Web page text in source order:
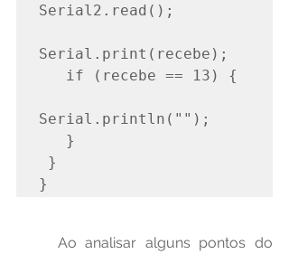
Serial2.read();
Serial.print(recebe);
Serial.println("");
}